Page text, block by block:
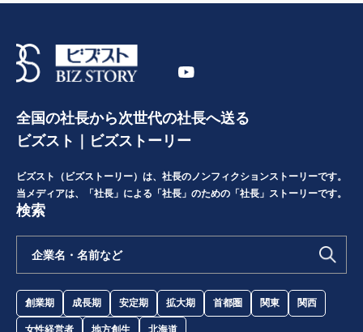
全国の社長から次世代の社長へ送る
ビズスト｜ビズストーリー
ビズスト（ビズストーリー）は、社長のノンフィクションストーリーです。
当メディアは、「社長」による「社長」のための「社長」ストーリーです。
検索
創業期 成長期 安定期 拡大期 首都圏 関東 関西
女性経営者 地方創生 北海道